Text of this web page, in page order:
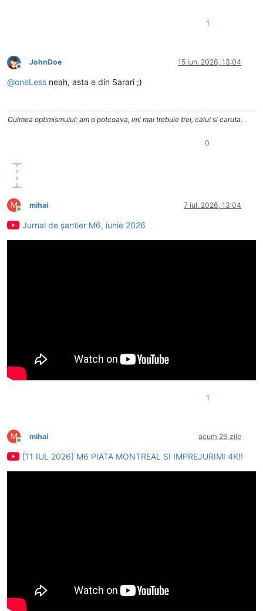
1
Deconectat
JohnDoe 15 iun. 2026, 13:04
@oneLess neah, asta e din Sarari ;)
Culmea optimismului: am o potcoava, imi mai trebuie trei, calul si caruta.
0
M
Conectat
mihai 7 iul. 2026, 13:04
Jurnal de șantier M6, iunie 2026
1
M
Conectat
mihai acum 26 zile
[11 IUL 2026] M6 PIATA MONTREAL SI IMPREJURIMI 4K!!